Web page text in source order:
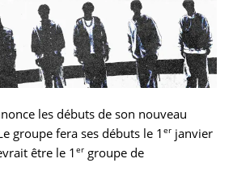
les débuts de son nouveau
groupe fera ses débuts le 1 er janvier
être le 1 er groupe de